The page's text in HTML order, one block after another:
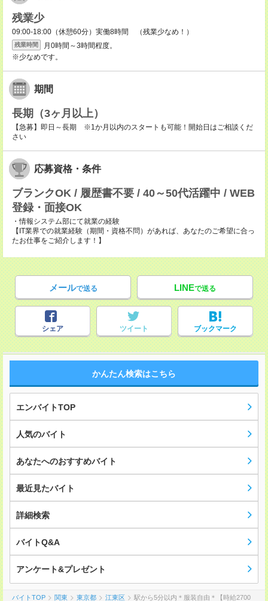
残業少
09:00-18:00（休憩60分）実働8時間 （残業少なめ！）
残業時間
月0時間～3時間程度。
※少なめです。
期間
長期（3ヶ月以上）
【急募】即日～長期 ※1か月以内のスタートも可能！開始日はご相談くだ
さい
応募資格・条件
ブランクOK / 履歴書不要 / 40～50代活躍中 / WEB
登録・面接OK
・情報システム部にて就業の経験
【IT業界での就業経験（期間・資格不問）があれば、あなたのご希望に合っ
たお仕事をご紹介します！】
メールで送る LINEで送る
シェア ツイート ブックマーク
かんたん検索はこちら
エンバイトTOP
人気のバイト
あなたへのおすすめバイト
最近見たバイト
詳細検索
バイトQ&A
アンケート&プレゼント
バイトTOP 関東 東京都 江東区 駅から5分以内＊服装自由＊【時給2700